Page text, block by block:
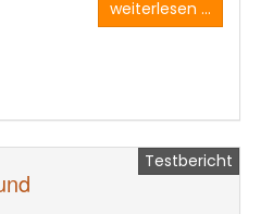
weiterlesen ...
Testbericht